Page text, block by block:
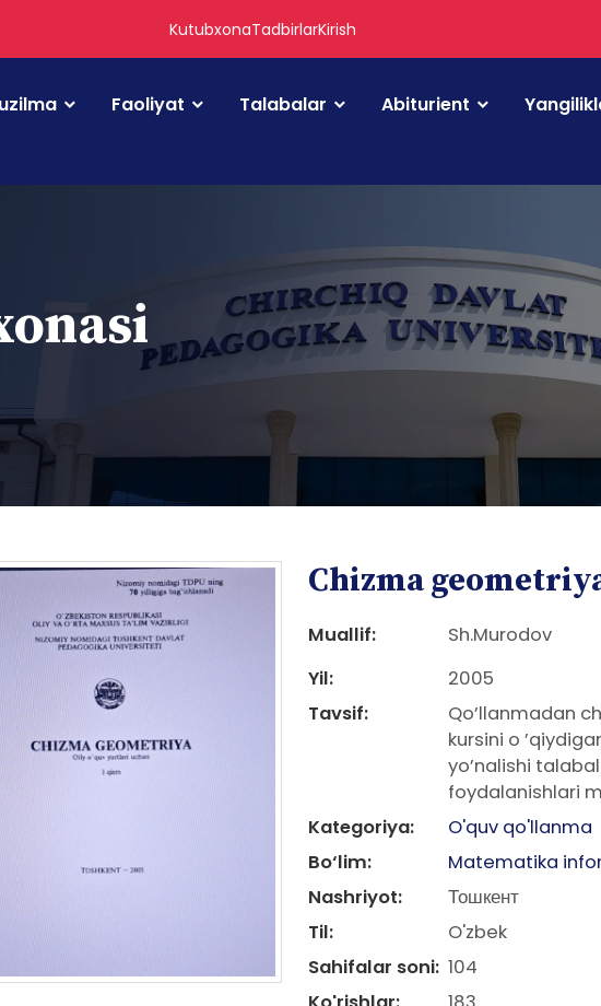
KutubxonaTadbirlarKirish
Faoliyat Talabalar Abiturient
Chizma
Muallif:
Sh.Murodov
Yil:
2005
Tavsif:
Qo’llanmadan
kursini o
yo’nalishi
foydalanishlari
Kategoriya:
O'quv qo'llanma
Bo‘lim:
Matematika
Nashriyot:
Тошкент
Til:
O'zbek
Sahifalar soni: 104